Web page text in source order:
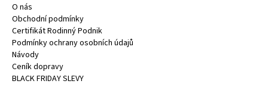
O nás
Obchodní podmínky
Certifikát Rodinný Podnik
Podmínky ochrany osobních údajů
Návody
Ceník dopravy
BLACK FRIDAY SLEVY